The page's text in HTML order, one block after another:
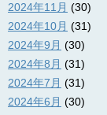
2024年11月 (30)
2024年10月 (31)
2024年9月 (30)
2024年8月 (31)
2024年7月 (31)
2024年6月 (30)